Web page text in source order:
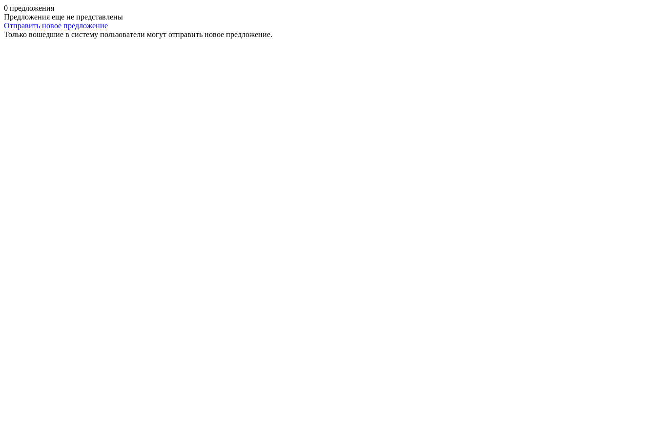
0 предложения
Предложения еще не представлены
Отправить новое предложение
Только вошедшие в систему пользователи могут отправить новое предложение.